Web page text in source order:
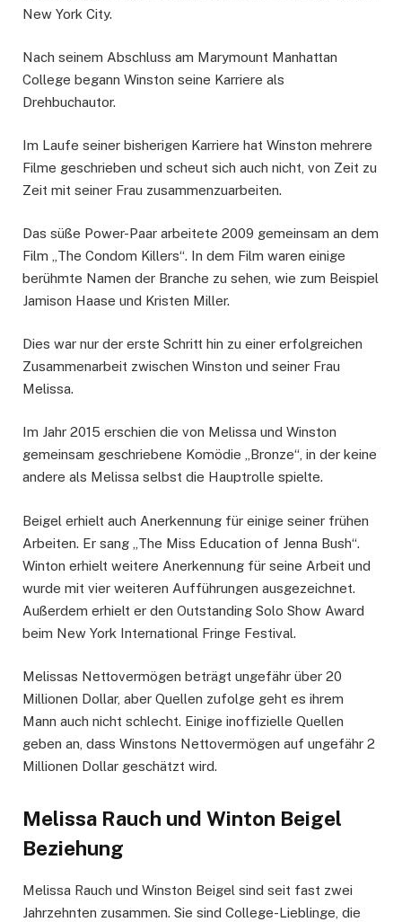
New York City.
Nach seinem Abschluss am Marymount Manhattan
College begann Winston seine Karriere als
Drehbuchautor.
Im Laufe seiner bisherigen Karriere hat Winston mehrere
Filme geschrieben und scheut sich auch nicht, von Zeit zu
Zeit mit seiner Frau zusammenzuarbeiten.
Das süße Power-Paar arbeitete 2009 gemeinsam an dem
Film „The Condom Killers“. In dem Film waren einige
berühmte Namen der Branche zu sehen, wie zum Beispiel
Jamison Haase und Kristen Miller.
Dies war nur der erste Schritt hin zu einer erfolgreichen
Zusammenarbeit zwischen Winston und seiner Frau
Melissa.
Im Jahr 2015 erschien die von Melissa und Winston
gemeinsam geschriebene Komödie „Bronze“, in der keine
andere als Melissa selbst die Hauptrolle spielte.
Beigel erhielt auch Anerkennung für einige seiner frühen
Arbeiten. Er sang „The Miss Education of Jenna Bush“.
Winton erhielt weitere Anerkennung für seine Arbeit und
wurde mit vier weiteren Aufführungen ausgezeichnet.
Außerdem erhielt er den Outstanding Solo Show Award
beim New York International Fringe Festival.
Melissas Nettovermögen beträgt ungefähr über 20
Millionen Dollar, aber Quellen zufolge geht es ihrem
Mann auch nicht schlecht. Einige inoffizielle Quellen
geben an, dass Winstons Nettovermögen auf ungefähr 2
Millionen Dollar geschätzt wird.
Melissa Rauch und Winton Beigel
Beziehung
Melissa Rauch und Winston Beigel sind seit fast zwei
Jahrzehnten zusammen. Sie sind College-Lieblinge, die